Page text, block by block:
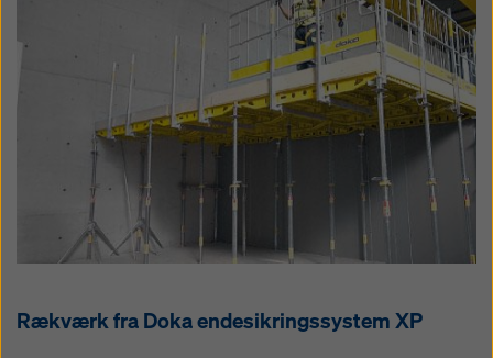
Rækværk fra Doka endesikringssystem XP